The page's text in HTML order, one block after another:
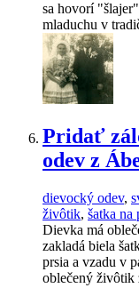
sa hovorí
mladuchu v
Pridať
odev z
dievocký odev,
živôtik, šatka na
Dievka má
zakladá biela
prsia a vzadu v
oblečený